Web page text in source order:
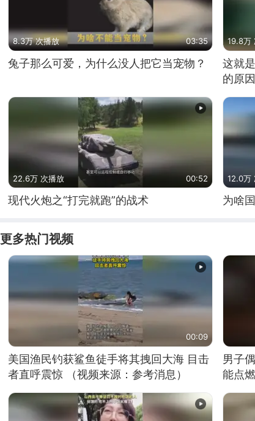
8.3万 次播放 03:35
兔子那么可爱，为什么没人把它当宠物？
19.8万
这就
的原
22.6万 次播放 00:52
现代火炮之“打完就跑”的战术
12.0万
为啥
更多热门视频
00:09
美国渔民钓获鲨鱼徒手将其拽回大海 目击
者直呼震惊 （视频来源：参考消息）
男子
能点